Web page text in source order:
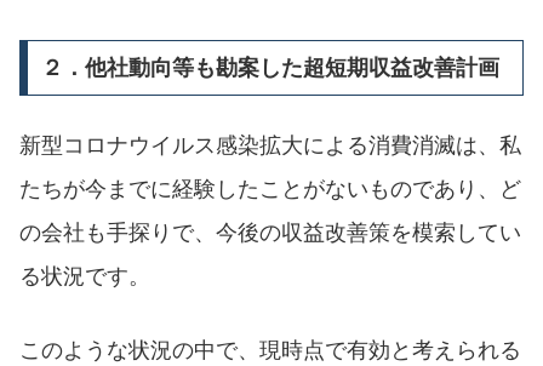
２．他社動向等も勘案した超短期収益改善計画
新型コロナウイルス感染拡大による消費消滅は、私
たちが今までに経験したことがないものであり、ど
の会社も手探りで、今後の収益改善策を模索してい
る状況です。
このような状況の中で、現時点で有効と考えられる